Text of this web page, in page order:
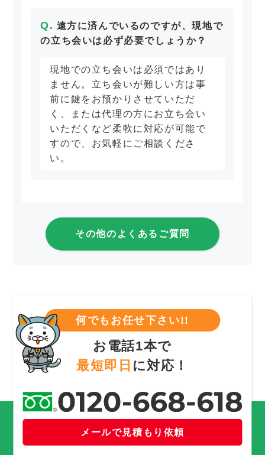
遠方に済んでいるのですが、現地で
の立ち会いは必ず必要でしょうか？
現地での立ち会いは必須ではあり
ません。立ち会いが難しい方は事
前に鍵をお預かりさせていただ
く、または代理の方にお立ち会い
いただくなど柔軟に対応が可能で
すので、お気軽にご相談くださ
い。
その他のよくあるご質問
何でもお任せ下さい!!
お電話1本で
最短即日 に対応！
メールで見積もり依頼